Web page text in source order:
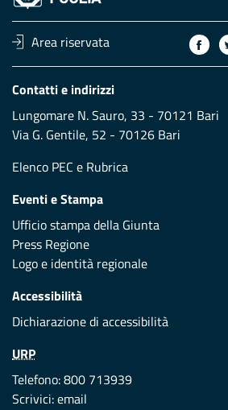
Area riservata
Contatti e indirizzi
Lungomare N. Sauro, 33 - 70121 Bari
Via G. Gentile, 52 - 70126 Bari
Elenco PEC e Rubrica
Eventi e Stampa
Ufficio stampa della Giunta
Press Regione
Logo e identità regionale
Accessibilità
Dichiarazione di accessibilità
URP
Telefono: 800 713939
Scrivici:email